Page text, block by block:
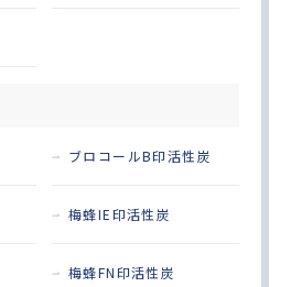
ブロコールB印活性炭
梅蜂IE印活性炭
梅蜂FN印活性炭